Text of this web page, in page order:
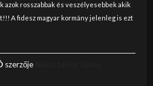
azok rosszabbak és veszélyesebbek akik
A fidesz magyar kormány jelenleg is ezt
szerzője